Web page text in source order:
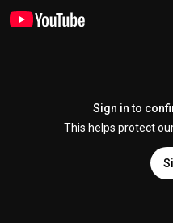
Sign in to
This helps protect